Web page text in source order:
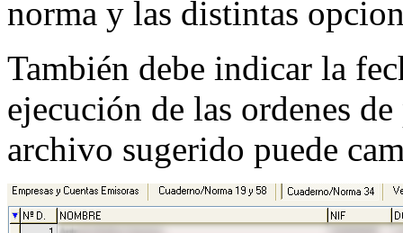
norma y las distintas
También debe indicar la
ejecución de las ordenes
archivo sugerido puede